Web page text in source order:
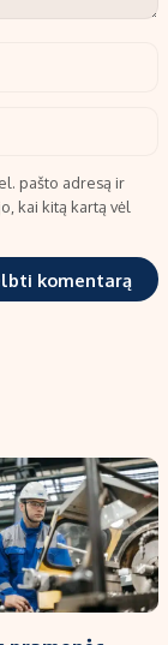
pašto adresą ir
kai kitą kartą vėl